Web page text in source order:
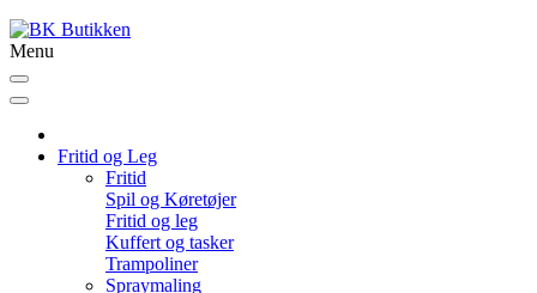
Menu
Fritid og Leg
Fritid
Spil og Køretøjer
Fritid og leg
Kuffert og tasker
Trampoliner
Spraymaling